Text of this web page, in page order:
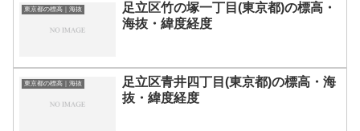
東京都の標高｜海抜
足立区竹の塚一丁目(東京都)の標高・
海抜・緯度経度
東京都の標高｜海抜
足立区青井四丁目(東京都)の標高・海
抜・緯度経度